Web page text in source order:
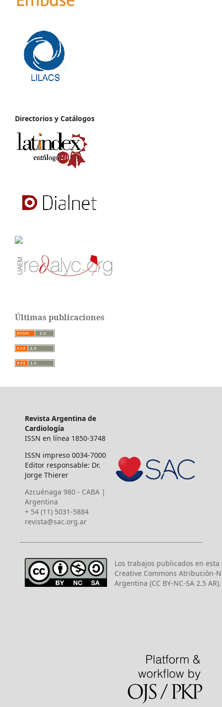
Directorios y Catálogos
Últimas publicaciones
Revista Argentina de
Cardiología
ISSN en línea 1850-3748
ISSN impreso 0034-7000
Editor responsable: Dr.
Jorge Thierer
Azcuénaga 980 - CABA |
Argentina
+ 54 (11) 5031-5884
revista@sac.org.ar
Los trabajos publicados en
Creative Commons Atribución-
Argentina (CC BY-NC-SA 2.5 AR).